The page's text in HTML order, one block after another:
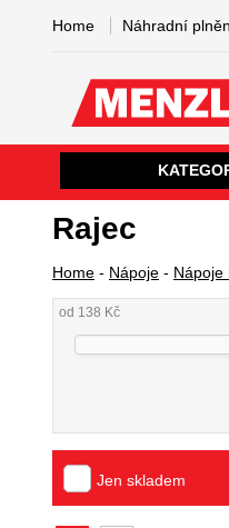
Rajec
Home - Nápoje - Nápoje
od 138 Kč
Jen skladem
Home Náhradní